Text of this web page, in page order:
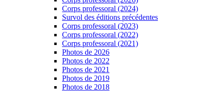
Corps professoral (2024)
Survol des éditions précédentes
Corps professoral (2023)
Corps professoral (2022)
Corps professoral (2021)
Photos de 2026
Photos de 2022
Photos de 2021
Photos de 2019
Photos de 2018